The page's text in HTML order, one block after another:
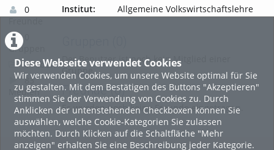
Diese Webseite verwendet Cookies
Wir verwenden Cookies, um unsere Website optimal für Sie
zu gestalten. Mit dem Bestätigen des Buttons "Akzeptieren"
stimmen Sie der Verwendung von Cookies zu. Durch
Anklicken der untenstehenden Checkboxen können Sie
auswählen, welche Cookie-Kategorien Sie zulassen
möchten. Durch Klicken auf die Schaltfläche "Mehr
anzeigen" erhalten Sie eine Beschreibung jeder Kategorie.
0
0
Gruppen
0 Alben
83
Medien
Institut:
Allgemeine Volkswirtschaftslehre
Der Benutzer ist noch kein Mitglied einer
Gruppe.
Freunde(0)
Es wurden noch keine Freunde eingetragen.